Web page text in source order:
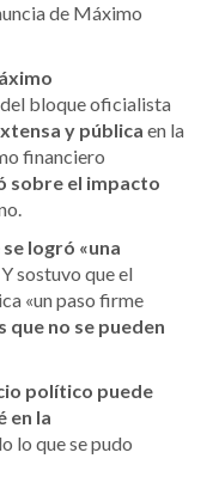
de Máximo
bloque oficialista
y pública en la
financiero
sobre el impacto
se logró «una
sostuvo que el
«un paso firme
no se pueden
político puede
en la
lo que se pudo